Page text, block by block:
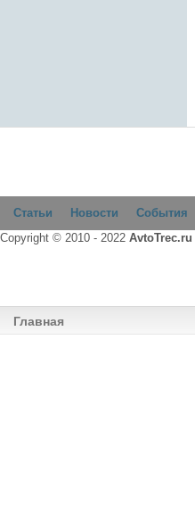
Статьи Новости События
Copyright © 2010 - 2022 AvtoTrec.ru
Главная